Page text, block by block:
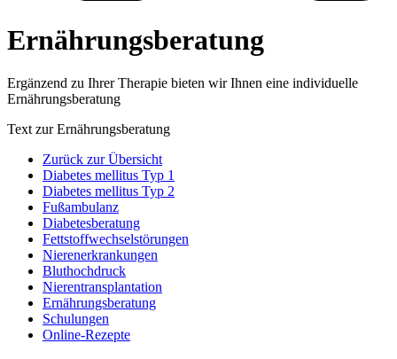
Ernährungsberatung
Ergänzend zu Ihrer Therapie bieten wir Ihnen eine individuelle
Ernährungsberatung
Text zur Ernährungsberatung
Zurück zur Übersicht
Diabetes mellitus Typ 1
Diabetes mellitus Typ 2
Fußambulanz
Diabetesberatung
Fettstoffwechselstörungen
Nierenerkrankungen
Bluthochdruck
Nierentransplantation
Ernährungsberatung
Schulungen
Online-Rezepte